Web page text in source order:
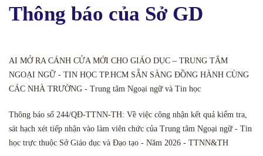
Thông báo của Sở GD
AI MỞ RA CÁNH CỬA MỚI CHO GIÁO DỤC – TRUNG TÂM
NGOẠI NGỮ - TIN HỌC TP.HCM SẴN SÀNG ĐỒNG HÀNH CÙNG
CÁC NHÀ TRƯỜNG - Trung tâm Ngoại ngữ và Tin học
Thông báo số 244/QĐ-TTNN-TH: Về việc công nhận kết quả kiểm tra,
sát hạch xét tiếp nhận vào làm viên chức của Trung tâm Ngoại ngữ - Tin
học trực thuộc Sở Giáo dục và Đạo tạo - Năm 2026 - TTNN&TH